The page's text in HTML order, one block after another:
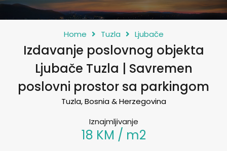
Home Tuzla Ljubače
Izdavanje poslovnog objekta
Ljubače Tuzla | Savremen
poslovni prostor sa parkingom
Tuzla, Bosnia & Herzegovina
Iznajmljivanje
18 KM / m2